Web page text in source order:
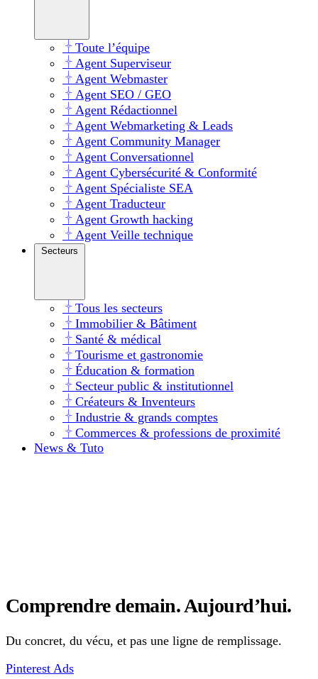
Toute l’équipe
Agent Superviseur
Agent Webmaster
Agent SEO / GEO
Agent Rédactionnel
Agent Webmarketing & Leads
Agent Community Manager
Agent Conversationnel
Agent Cybersécurité & Conformité
Agent Spécialiste SEA
Agent Traducteur
Agent Growth hacking
Agent Veille technique
Secteurs
Tous les secteurs
Immobilier & Bâtiment
Santé & médical
Tourisme et gastronomie
Éducation & formation
Secteur public & institutionnel
Créateurs & Inventeurs
Industrie & grands comptes
Commerces & professions de proximité
News & Tuto
Comprendre demain. Aujourd’hui.
Du concret, du vécu, et pas une ligne de remplissage.
Pinterest Ads